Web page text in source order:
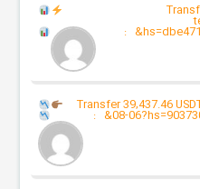
:
Transfer 39,437.46
08-
: